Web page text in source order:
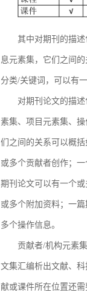
其中对期刊的描
息元素集，它们之间
分类/关键词，可以有
对期刊论文的描
素集、项目元素集、
们之间的关系可以概
或多个贡献者创作；
期刊论文可以有一个
或多个附加资料；一
多个操作信息。
贡献者/机构元素
文集汇编析出文献、
献或课件所在位置还